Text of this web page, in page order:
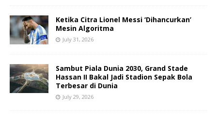
Ketika Citra Lionel Messi ‘Dihancurkan’
Mesin Algoritma
July 31, 2026
Sambut Piala Dunia 2030, Grand Stade
Hassan II Bakal Jadi Stadion Sepak Bola
Terbesar di Dunia
July 29, 2026